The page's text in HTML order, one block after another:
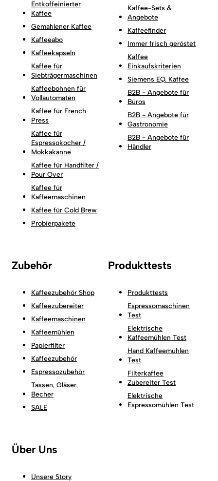
Entkoffeinierter
Kaffee
Gemahlener Kaffee
Kaffeeabo
Kaffeekapseln
Kaffee für
Siebträgermaschinen
Kaffeebohnen für
Vollautomaten
Kaffee für French
Press
Kaffee für
Espressokocher /
Mokkakanne
Kaffee für Handfilter /
Pour Over
Kaffee für
Kaffeemaschinen
Kaffee für Cold Brew
Probierpakete
Kaffee-Sets &
Angebote
Kaffeefinder
Immer frisch geröstet
Kaffee
Einkaufskriterien
Siemens EQ. Kaffee
B2B - Angebote für
Büros
B2B - Angebote für
Gastronomie
B2B - Angebote für
Händler
Zubehör
Kaffeezubehör Shop
Kaffeezubereiter
Kaffeemaschinen
Kaffeemühlen
Papierfilter
Kaffeezubehör
Espressozubehör
Tassen, Gläser,
Becher
SALE
Produkttests
Produkttests
Espressomaschinen
Test
Elektrische
Kaffeemühlen Test
Hand Kaffeemühlen
Test
Filterkaffee
Zubereiter Test
Elektrische
Espressomühlen Test
Über Uns
Unsere Story